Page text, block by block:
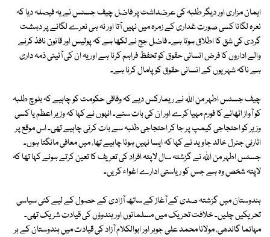
ایمان مزاری اور دیگر طلبہ کی عرضداشت پر فاضل چیف جسٹس نے یہ فیصلہ دیا کہ
نعرہ لگانا کسی صورت غداری کے زمرہ میں نہیں آتا اور نہ ہی نعرے لگانے پر دہشت
گردی کی شق کا اطلاق ہوتا ہے۔ فاضل جج نے لکھا ہے کہ پولیس اور قانون نافذ کرنے
والے اداروں کا فرض انسانی حقوق کو تحفظ فراہم کرنا ہے اور یہ ان کی آئینی ذمہ داری
ہے ناکہ شہریوں کے انسانی حقوق کو پامال کرنا ہے۔
چیف جسٹس اطہر من اﷲ نے ریمارکس دیے کہ وفاقی حکومت کو چاہیے کہ بلوچ طلبہ
کو آواز اٹھانے کا فورم مہیا کرے اور ان کی بات سنے۔ انہوں نے کہا کہ وزیر اعظم یا کسی
وزیر کو احتجاجی کیمپ پر جا کر احتجاجی طلبہ سے بات کرنی چاہیے تھی۔ اس موقع پر
اٹارنی جنرل خالد جاوید نے کہا کہ ایسا نہیں ہونا چاہیے تھا، میں معافی مانگتا ہوں۔
جسٹس اطہر من اﷲ نے گزشتہ سال لاپتہ افراد کی تعریف کا تعین کرتے ہوئے کہا تھا کہ
لاپتہ شخص وہ ہے جس کو ریاستی ادارے اغواء کریں۔
ہندوستان میں گزشتہ صدی کے آغاز کے ساتھ آزادی کے حصول کے لیے کئی سیاسی
تحریکیں چلیں۔ خلافت تحریک میں مسلمانوں اور ہندوؤں کی قیادت شریک تھی۔
مہاتما گاندھی، مولانا محمد علی جوہر اور ابوالکلام آزاد کی قیادت میں ہندوستان کے ہر